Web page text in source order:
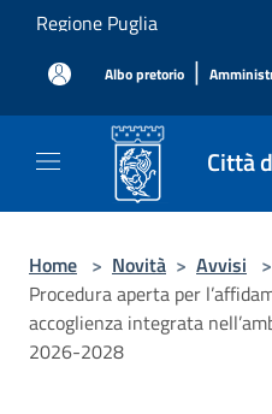
Salta al contenuto principale
Regione Puglia
Albo pretorio |
Città
Home > Novità > Avvisi >
Procedura aperta per
accoglienza integrata
2026-2028